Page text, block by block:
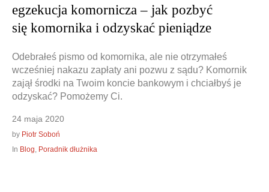
egzekucja komornicza – jak pozbyć
się komornika i odzyskać pieniądze
Odebrałeś pismo od komornika, ale nie otrzymałeś
wcześniej nakazu zapłaty ani pozwu z sądu? Komornik
zajął środki na Twoim koncie bankowym i chciałbyś je
odzyskać? Pomożemy Ci.
24 maja 2020
by Piotr Soboń
In Blog, Poradnik dłużnika